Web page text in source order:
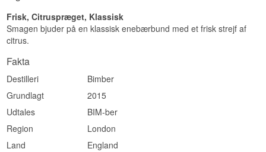
Frisk, Citruspræget, Klassisk
Smagen bjuder på en klassisk enebærbund med et frisk strejf af
citrus.
Fakta
Destilleri
Bimber
Grundlagt
2015
Udtales
BIM-ber
Region
London
Land
England